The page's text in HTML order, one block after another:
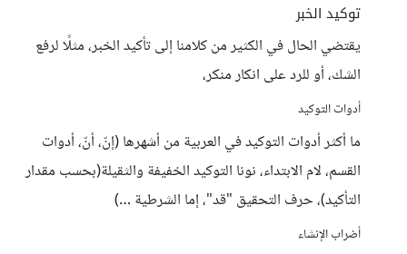
توكيد الخبر
يقتضي الحال في الكثير من كلامنا إلى تأكيد الخبر، مثلًا لرفع
الشك، أو للرد على انكار منكر،
أدوات التوكيد
ما أكثر أدوات التوكيد في العربية من أشهرها (إنّ، أنّ، أدوات
القسم، لام الابتداء، نونا التوكيد الخفيفة والثقيلة(بحسب مقدار
التأكيد)، حرف التحقيق "قد"، إما الشرطية …)
أضراب الإنشاء